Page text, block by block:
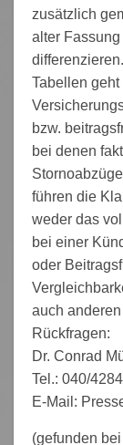
zusätzlich
alter
Tabellen
bzw.
bei denen
führen die
weder das
bei einer
oder
auch
Rückfragen:
Dr. Conrad
Tel.: 040/
E-Mail:
(gefunden